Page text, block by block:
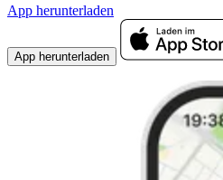
App herunterladen
App herunterladen